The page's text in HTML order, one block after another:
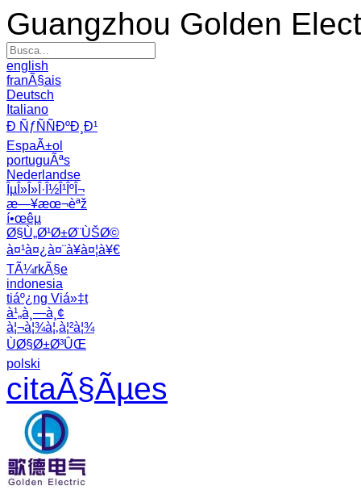
Guangzhou Golden
english
franÃ§ais
Deutsch
Italiano
Ð ÑƒÑÑÐºÐ¸Ð¹
EspaÃ±ol
portuguÃªs
Nederlandse
ÎµÎ»Î»Î·Î½Î¹ÎºÎ¬
æ—¥æœ¬èªž
í•œêµ­
Ø§Ù„Ø¹Ø±Ø¨ÙŠØ©
à¤¹à¤¿à¤¨à¥à¤¦à¥€
TÃ¼rkÃ§e
indonesia
tiáº¿ng Viá»‡t
à¹„à¸—à¸¢
à¦¬à¦¾à¦‚à¦²à¦¾
ÙØ§Ø±Ø³ÛŒ
polski
citaÃ§Ãµes